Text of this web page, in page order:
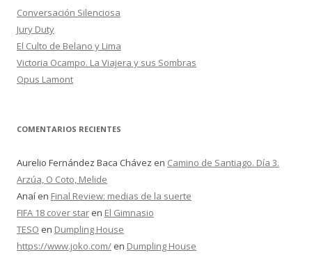
r
:
Conversación Silenciosa
Jury Duty
El Culto de Belano y Lima
Victoria Ocampo. La Viajera y sus Sombras
Opus Lamont
COMENTARIOS RECIENTES
Aurelio Fernández Baca Chávez en Camino de Santiago. Día 3.
Arzúa, O Coto, Melide
Anaí en Final Review: medias de la suerte
FIFA 18 cover star en El Gimnasio
TESO en Dumpling House
https://www.joko.com/ en Dumpling House